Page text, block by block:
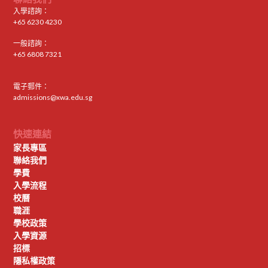
入學諮詢：
+65 6230 4230
一般諮詢：
+65 6808 7321
電子郵件：
admissions@xwa.edu.sg
快速連結
家長專區
聯絡我們
學費
入學流程
校曆
職涯
學校政策
入學資源
招標
隱私權政策